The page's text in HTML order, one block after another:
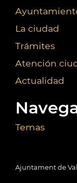
La ciudad
Trámites
Atención
Actualidad
Temas
Ajuntament de